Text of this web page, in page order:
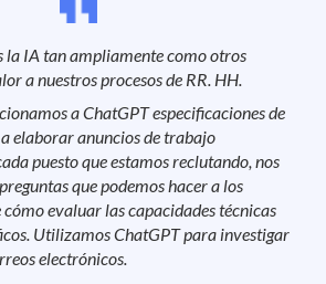
la IA tan ampliamente como otros
a nuestros procesos de RR. HH.
a ChatGPT especificaciones de
elaborar anuncios de trabajo
puesto que estamos reclutando, nos
que podemos hacer a los
evaluar las capacidades técnicas
Utilizamos ChatGPT para investigar
electrónicos.